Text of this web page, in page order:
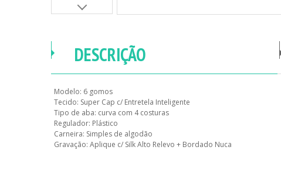
DESCRIÇÃO
Modelo: 6 gomos
Tecido: Super Cap c/ Entretela Inteligente
Tipo de aba: curva com 4 costuras
Regulador: Plástico
Carneira: Simples de algodão
Gravação: Aplique c/ Silk Alto Relevo + Bordado Nuca